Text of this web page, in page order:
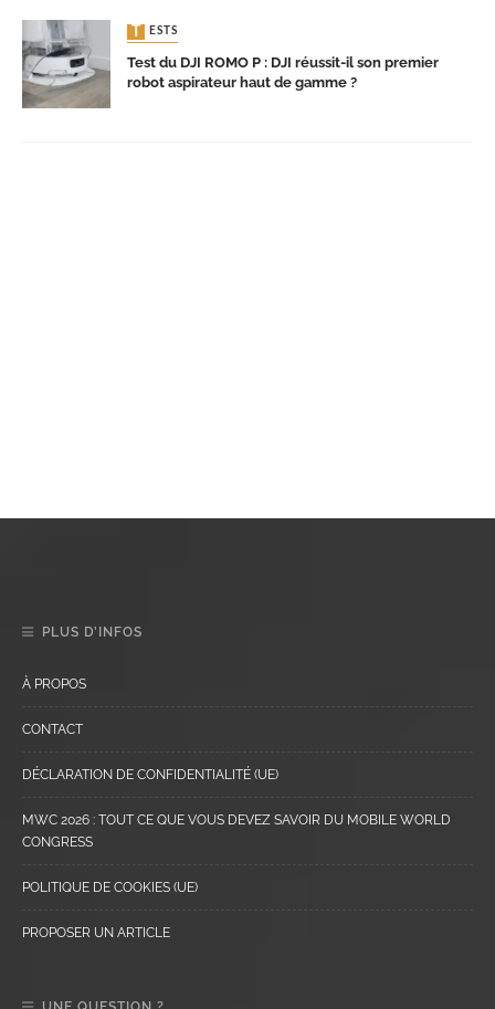
TESTS
Test du DJI ROMO P : DJI réussit-il son premier
robot aspirateur haut de gamme ?
PLUS D’INFOS
À PROPOS
CONTACT
DÉCLARATION DE CONFIDENTIALITÉ (UE)
MWC 2026 : TOUT CE QUE VOUS DEVEZ SAVOIR DU MOBILE WORLD
CONGRESS
POLITIQUE DE COOKIES (UE)
PROPOSER UN ARTICLE